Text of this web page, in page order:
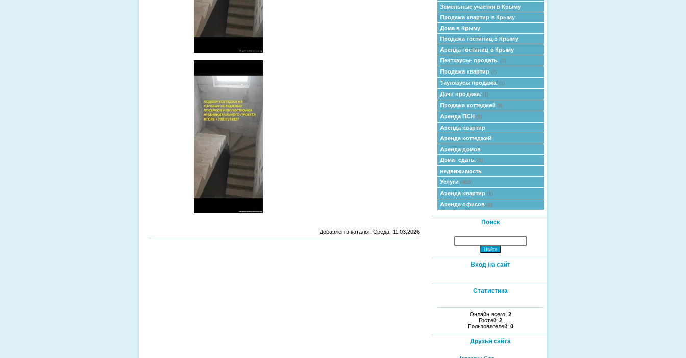
Добавлен в каталог: Среда, 11.03.2026
Земельные участки в Крыму
Продажа квартир в Крыму
Дома в Крыму
Продажа гостиниц в Крыму
Аренда гостиниц в Крыму
Пентхаусы- продать. (1)
Продажа квартир (7)
Таунхаусы продажа. (1)
Дачи продажа. (1)
Продажа коттеджей (8)
Аренда ПСН (1)
Аренда квартир
Аренда коттеджей
Аренда домов
Дома- сдать. (1)
недвижимость
Услуги (482)
Аренда квартир (1)
Аренда офисов (2)
Поиск
Вход на сайт
Статистика
Онлайн всего: 2
Гостей: 2
Пользователей: 0
Друзья сайта